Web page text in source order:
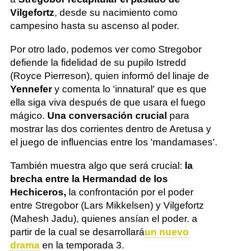
Vilgefortz, desde su nacimiento como
campesino hasta su ascenso al poder.
Por otro lado, podemos ver como Stregobor
defiende la fidelidad de su pupilo Istredd
(Royce Pierreson), quien informó del linaje de
Yennefery comenta lo 'innatural' que es que
ella siga viva después de que usara el fuego
mágico. Una conversación crucial para
mostrar las dos corrientes dentro de Aretusa y
el juego de influencias entre los 'mandamases'.
También muestra algo que será crucial: la
brecha entre la Hermandad de los
Hechiceros, la confrontación por el poder
entre Stregobor (Lars Mikkelsen) y Vilgefortz
(Mahesh Jadu), quienes ansían el poder. a
partir de la cual se desarrollaráun nuevo
drama en la temporada 3.